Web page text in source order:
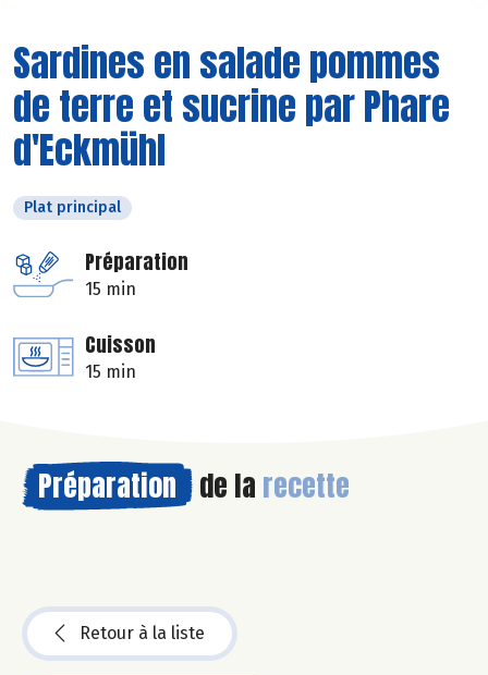
Sardines en salade pommes
de terre et sucrine par Phare
d'Eckmühl
Plat principal
Préparation
15 min
Cuisson
15 min
Préparation de la recette
Retour à la liste